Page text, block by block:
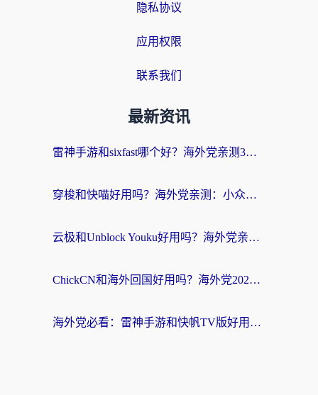
隐私协议
应用权限
联系我们
最新资讯
雷神手游和sixfast哪个好？海外党亲测3款回国加速器，教你选对不踩坑
穿梭和快喵好用吗？海外党亲测：小众加速器对比+番茄加速器深度体验
云极和Unblock Youku好用吗？海外党亲测+2026回国加速器避坑指南
ChickCN和海外回国好用吗？海外党2026亲测：从手游到影音，选对加速器的3个关键
海外党必看：雷神手游和快帆TV版好用吗？3步选对回国加速器不踩坑